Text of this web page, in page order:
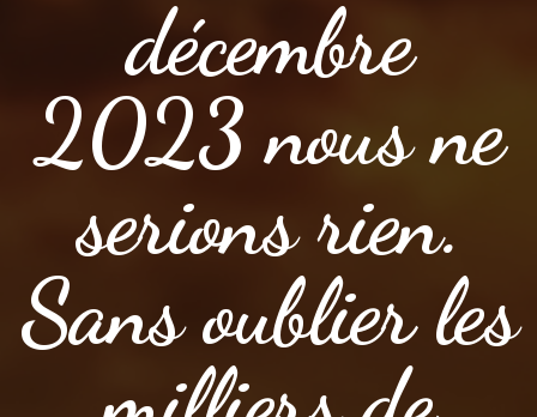
décembre
2023 nous ne
serions rien.
Sans oublier les